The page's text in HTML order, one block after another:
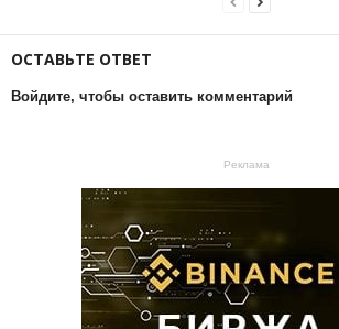
ОСТАВЬТЕ ОТВЕТ
Войдите, чтобы оставить комментарий
Реклама